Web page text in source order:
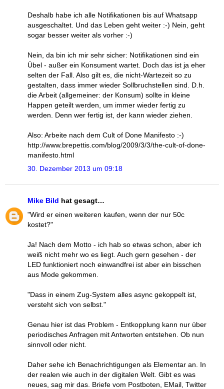
Deshalb habe ich alle Notifikationen bis auf Whatsapp
ausgeschaltet. Und das Leben geht weiter :-) Nein, geht
sogar besser weiter als vorher :-)
Nein, da bin ich mir sehr sicher: Notifikationen sind ein
Übel - außer ein Konsument wartet. Doch das ist ja eher
selten der Fall. Also gilt es, die nicht-Wartezeit so zu
gestalten, dass immer wieder Sollbruchstellen sind. D.h.
die Arbeit (allgemeiner: der Konsum) sollte in kleine
Happen geteilt werden, um immer wieder fertig zu
werden. Denn wer fertig ist, der kann wieder ziehen.
Also: Arbeite nach dem Cult of Done Manifesto :-)
http://www.brepettis.com/blog/2009/3/3/the-cult-of-done-
manifesto.html
30. Dezember 2013 um 09:18
Mike Bild hat gesagt…
"Wird er einen weiteren kaufen, wenn der nur 50c
kostet?"
Ja! Nach dem Motto - ich hab so etwas schon, aber ich
weiß nicht mehr wo es liegt. Auch gern gesehen - der
LED funktioniert noch einwandfrei ist aber ein bisschen
aus Mode gekommen.
"Dass in einem Zug-System alles async gekoppelt ist,
versteht sich von selbst."
Genau hier ist das Problem - Entkopplung kann nur über
periodisches Anfragen mit Antworten entstehen. Ob nun
sinnvoll oder nicht.
Daher sehe ich Benachrichtigungen als Elementar an. In
der realen wie auch in der digitalen Welt. Gibt es was
neues, sag mir das. Briefe vom Postboten, EMail, Twitter